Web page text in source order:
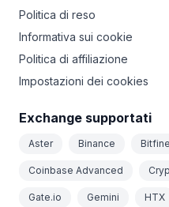
Politica di reso
Informativa sui cookie
Politica di affiliazione
Impostazioni dei cookies
Exchange supportati
Aster Binance
Coinbase Advanced
Gate.io Gemini HTX